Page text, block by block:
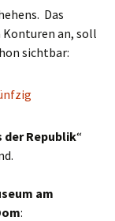
Das
an, soll
sichtbar:
der Republik“
am
: